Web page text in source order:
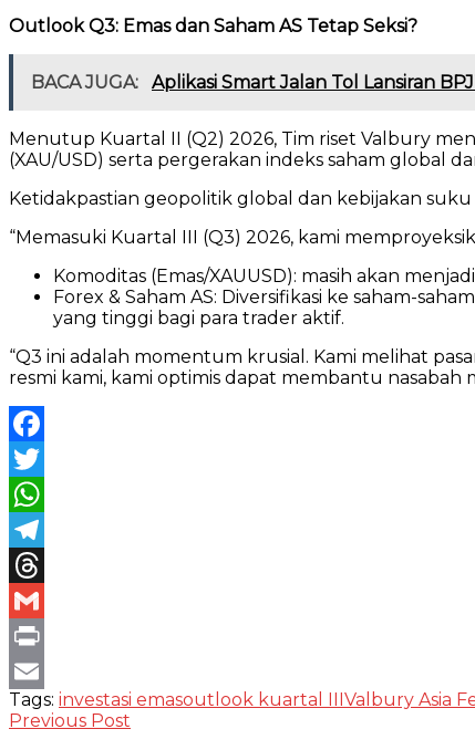
Outlook Q3: Emas dan Saham AS Tetap Seksi?
BACA JUGA: Aplikasi Smart Jalan Tol Lansiran
Menutup Kuartal II (Q2) 2026, Tim riset Valbury
(XAU/USD) serta pergerakan indeks saham global
Ketidakpastian geopolitik global dan kebijakan
“Memasuki Kuartal III (Q3) 2026, kami
Komoditas (Emas/XAUUSD): masih akan
Forex & Saham AS: Diversifikasi ke saham-
yang tinggi bagi para trader aktif.
“Q3 ini adalah momentum krusial. Kami melihat
resmi kami, kami optimis dapat membantu
Facebook
Twitter
WhatsApp
Telegram
Threads
Gmail
Print
Email
Tags: investasi emasoutlook kuartal IIIValbury Asia
Previous Post